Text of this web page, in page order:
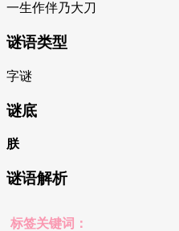
一生作伴乃大刀
谜语类型
字谜
谜底
朕
谜语解析
标签关键词：